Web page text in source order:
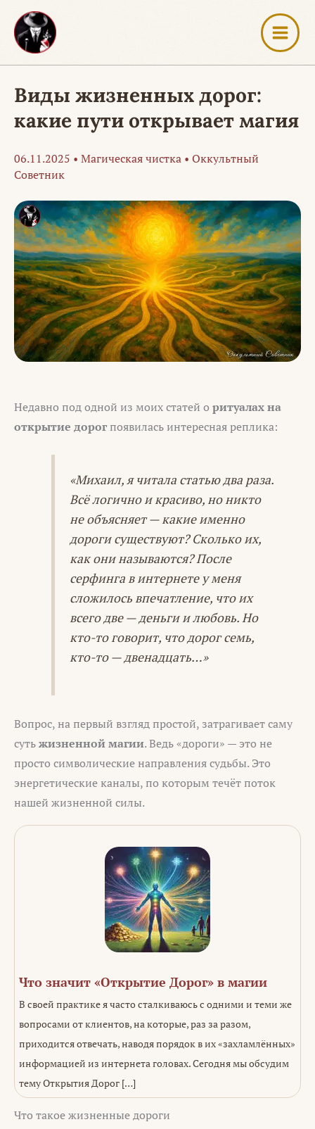
Перейти
содержимому
Виды жизненных дорог:
какие пути открывает магия
06.11.2025 • Магическая чистка • Оккультный
Советник
Недавно под одной из моих статей о ритуалах на
открытие дорогпоявилась интересная реплика:
«Михаил, я читала статью два раза.
Всё логично и красиво, но никто
не объясняет — какие именно
дороги существуют? Сколько их,
как они называются? После
серфинга в интернете у меня
сложилось впечатление, что их
всего две — деньги и любовь. Но
кто-то говорит, что дорог семь,
кто-то — двенадцать…»
Вопрос, на первый взгляд простой, затрагивает саму
сутьжизненной магии. Ведь «дороги» — это не
просто символические направления судьбы. Это
энергетические каналы, по которым течёт поток
нашей жизненной силы.
Что значит «Открытие Дорог» в магии
В своей практике я часто сталкиваюсь с одними и теми же
вопросами от клиентов, на которые, раз за разом,
приходится отвечать, наводя порядок в их «захламлённых»
информацией из интернета головах. Сегодня мы обсудим
тему Открытия Дорог […]
Что такое жизненные дороги